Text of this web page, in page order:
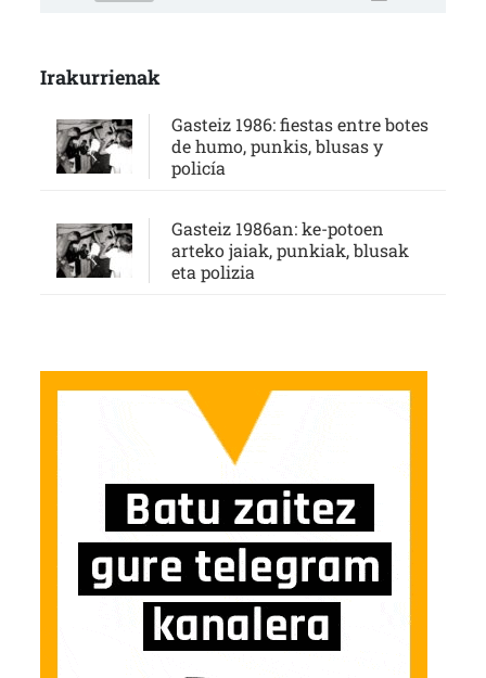
Irakurrienak
Gasteiz 1986: fiestas entre botes
de humo, punkis, blusas y
policía
Gasteiz 1986an: ke-potoen
arteko jaiak, punkiak, blusak
eta polizia